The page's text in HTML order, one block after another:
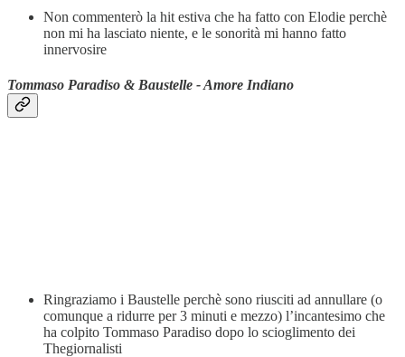
Non commenterò la hit estiva che ha fatto con Elodie perchè
non mi ha lasciato niente, e le sonorità mi hanno fatto
innervosire
Tommaso Paradiso & Baustelle - Amore Indiano
Ringraziamo i Baustelle perchè sono riusciti ad annullare (o
comunque a ridurre per 3 minuti e mezzo) l’incantesimo che
ha colpito Tommaso Paradiso dopo lo scioglimento dei
Thegiornalisti